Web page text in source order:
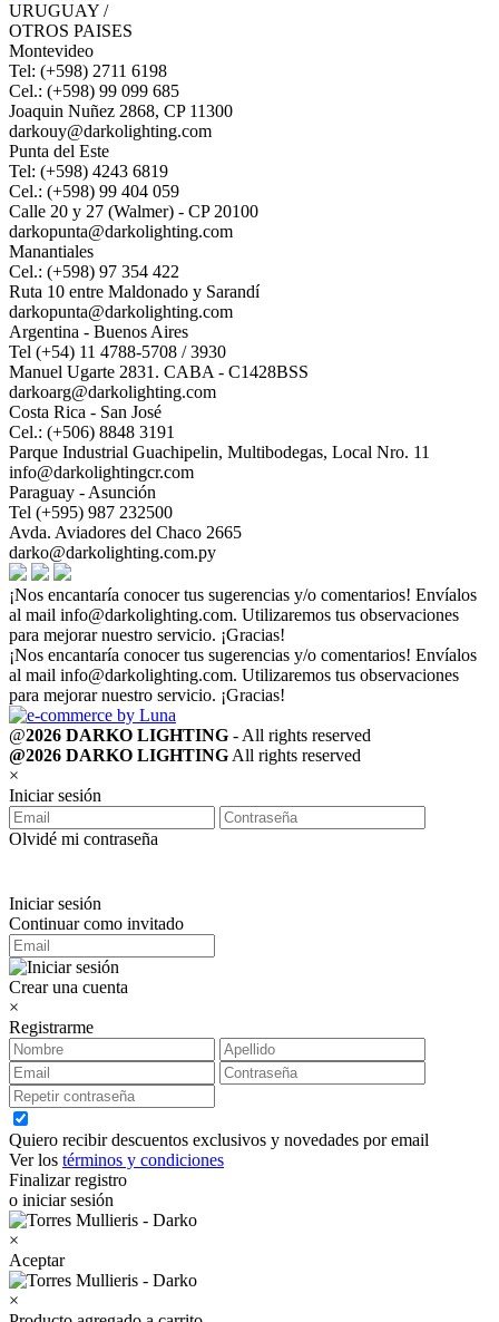
URUGUAY /
OTROS PAISES
Montevideo
Tel: (+598) 2711 6198
Cel.: (+598) 99 099 685
Joaquin Nuñez 2868, CP 11300
darkouy@darkolighting.com
Punta del Este
Tel: (+598) 4243 6819
Cel.: (+598) 99 404 059
Calle 20 y 27 (Walmer) - CP 20100
darkopunta@darkolighting.com
Manantiales
Cel.: (+598) 97 354 422
Ruta 10 entre Maldonado y Sarandí
darkopunta@darkolighting.com
Argentina - Buenos Aires
Tel (+54) 11 4788-5708 / 3930
Manuel Ugarte 2831. CABA - C1428BSS
darkoarg@darkolighting.com
Costa Rica - San José
Cel.: (+506) 8848 3191
Parque Industrial Guachipelin, Multibodegas, Local Nro. 11
info@darkolightingcr.com
Paraguay - Asunción
Tel (+595) 987 232500
Avda. Aviadores del Chaco 2665
darko@darkolighting.com.py
¡Nos encantaría conocer tus sugerencias y/o comentarios! Envíalos
al mail info@darkolighting.com. Utilizaremos tus observaciones
para mejorar nuestro servicio. ¡Gracias!
¡Nos encantaría conocer tus sugerencias y/o comentarios! Envíalos
al mail info@darkolighting.com. Utilizaremos tus observaciones
para mejorar nuestro servicio. ¡Gracias!
@2026 DARKO LIGHTING - All rights reserved
@2026 DARKO LIGHTING All rights reserved
×
Iniciar sesión
Olvidé mi contraseña
Iniciar sesión
Continuar como invitado
Crear una cuenta
×
Registrarme
Quiero recibir descuentos exclusivos y novedades por email
Ver los términos y condiciones
Finalizar registro
o iniciar sesión
×
Aceptar
×